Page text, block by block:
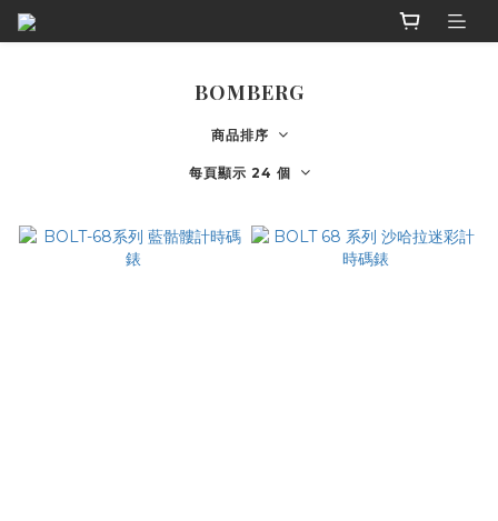
BOMBERG
商品排序
每頁顯示 24 個